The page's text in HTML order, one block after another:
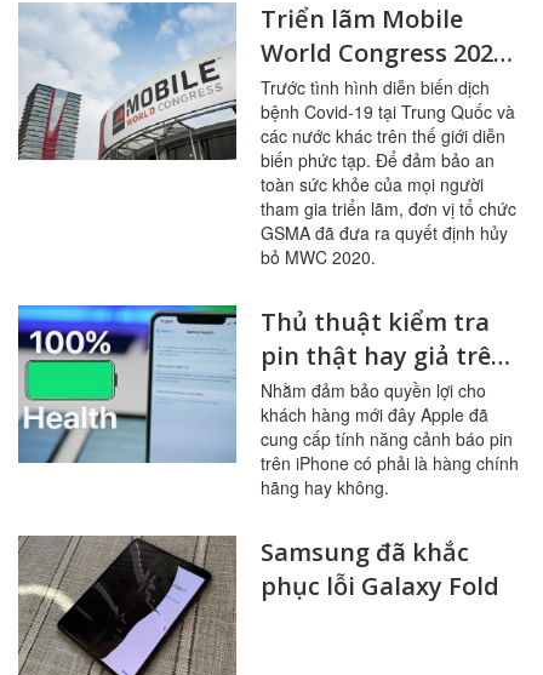
Triển lãm Mobile
World Congress 2020
chính thức bị hủy bỏ
do Covid-19
Trước tình hình diễn biến dịch
bệnh Covid-19 tại Trung Quốc và
các nước khác trên thế giới diễn
biến phức tạp. Để đảm bảo an
toàn sức khỏe của mọi người
tham gia triển lãm, đơn vị tổ chức
GSMA đã đưa ra quyết định hủy
bỏ MWC 2020.
Thủ thuật kiểm tra
pin thật hay giả trên
iPhone
Nhằm đảm bảo quyền lợi cho
khách hàng mới đây Apple đã
cung cấp tính năng cảnh báo pin
trên iPhone có phải là hàng chính
hãng hay không.
Samsung đã khắc
phục lỗi Galaxy Fold